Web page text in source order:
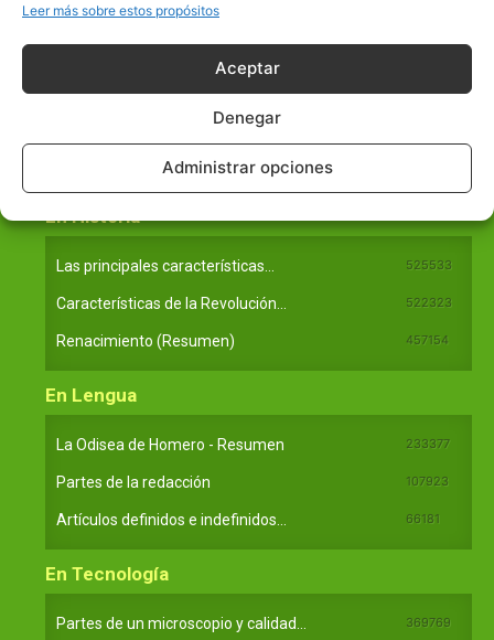
Leer más sobre estos propósitos
Aceptar
Denegar
Administrar opciones
Principales obras de Aristóteles
Ideas de Voltaire
En Historia
Las principales características... 525533
Características de la Revolución... 522323
Renacimiento (Resumen) 457154
En Lengua
La Odisea de Homero - Resumen 233377
Partes de la redacción 107923
Artículos definidos e indefinidos... 66181
En Tecnología
Partes de un microscopio y calidad... 369769